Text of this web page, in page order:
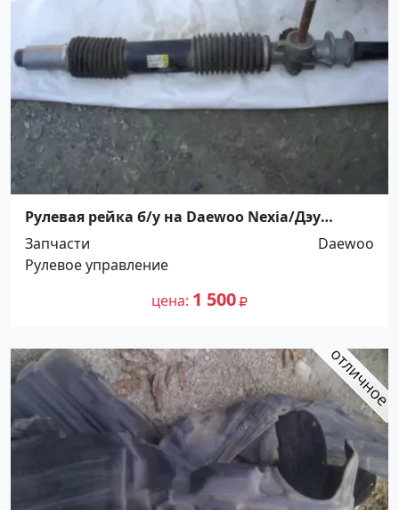
Рулевая рейка б/у на Daewoo Nexia/Дэу
Нексия (без ГУР) Краснодар
Запчасти
Daewoo
Рулевое управление
цена 1 500